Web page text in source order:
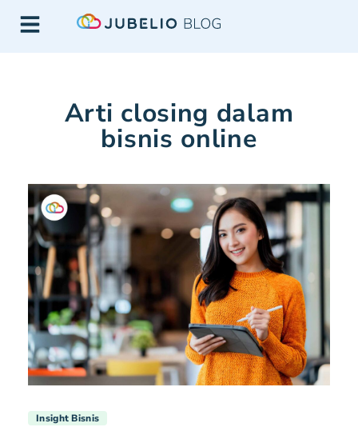
Arti closing dalam
bisnis online
Insight Bisnis